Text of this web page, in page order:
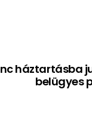
háztartásba
belügyes